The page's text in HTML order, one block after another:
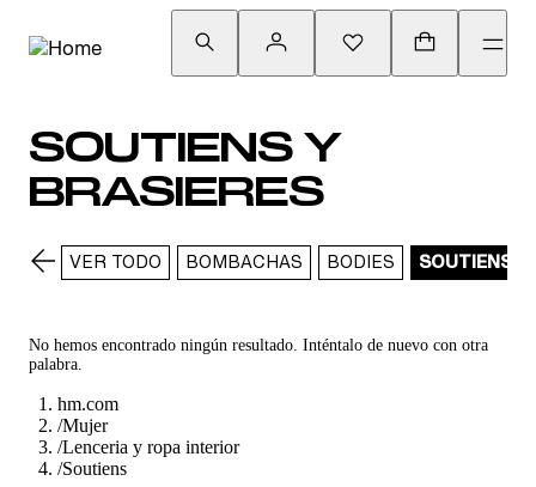
SOUTIENS Y
BRASIERES
VER TODO BOMBACHAS BODIES SOUTIENS
No hemos encontrado ningún resultado. Inténtalo de nuevo con otra
palabra.
hm.com
/Mujer
/Lenceria y ropa interior
/Soutiens